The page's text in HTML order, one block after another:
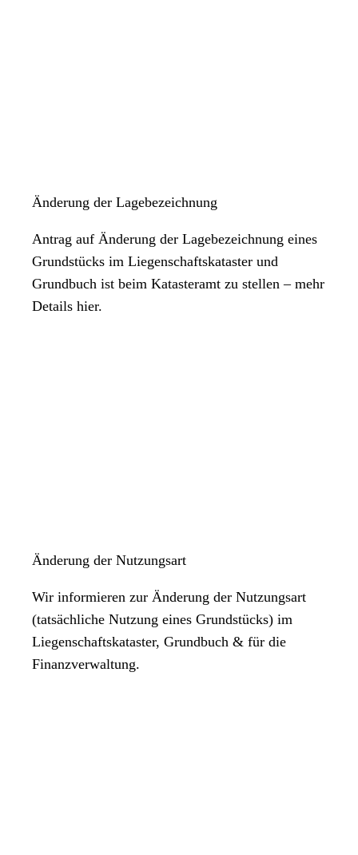
Änderung der Lagebezeichnung
Antrag auf Änderung der Lagebezeichnung eines
Grundstücks im Liegenschaftskataster und
Grundbuch ist beim Katasteramt zu stellen – mehr
Details hier.
Änderung der Nutzungsart
Wir informieren zur Änderung der Nutzungsart
(tatsächliche Nutzung eines Grundstücks) im
Liegenschaftskataster, Grundbuch & für die
Finanzverwaltung.